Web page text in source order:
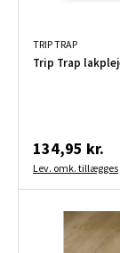
TRIP TRAP
134,95 kr.
Lev. omk. tillægges